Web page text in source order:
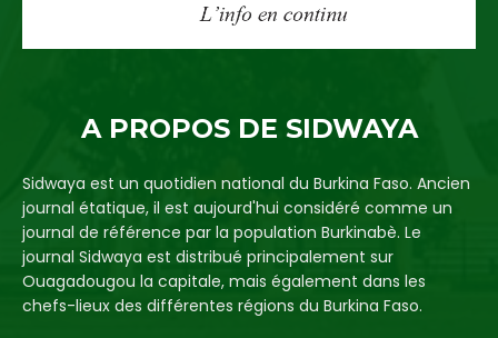
A PROPOS DE SIDWAYA
Sidwaya est un quotidien national du Burkina Faso. Ancien
journal étatique, il est aujourd'hui considéré comme un
journal de référence par la population Burkinabè. Le
journal Sidwaya est distribué principalement sur
Ouagadougou la capitale, mais également dans les
chefs-lieux des différentes régions du Burkina Faso.